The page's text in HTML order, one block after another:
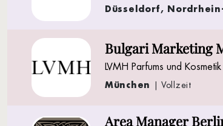
Düsseldorf,
Bulgari Marketing
LVMH Parfums und
München | Vollzeit
Area Manager